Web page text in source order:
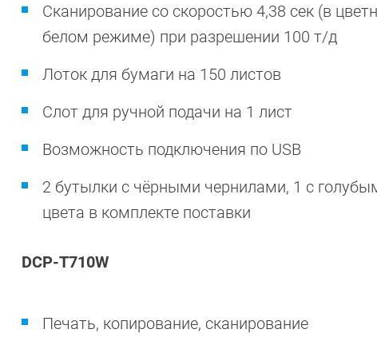
Сканирование со скоростью 4,38 сек (в
белом режиме) при разрешении 100 т/д
Лоток для бумаги на 150 листов
Слот для ручной подачи на 1 лист
Возможность подключения по USB
2 бутылки с чёрными чернилами, 1 с
цвета в комплекте поставки
DCP-T710W
Печать, копирование, сканирование